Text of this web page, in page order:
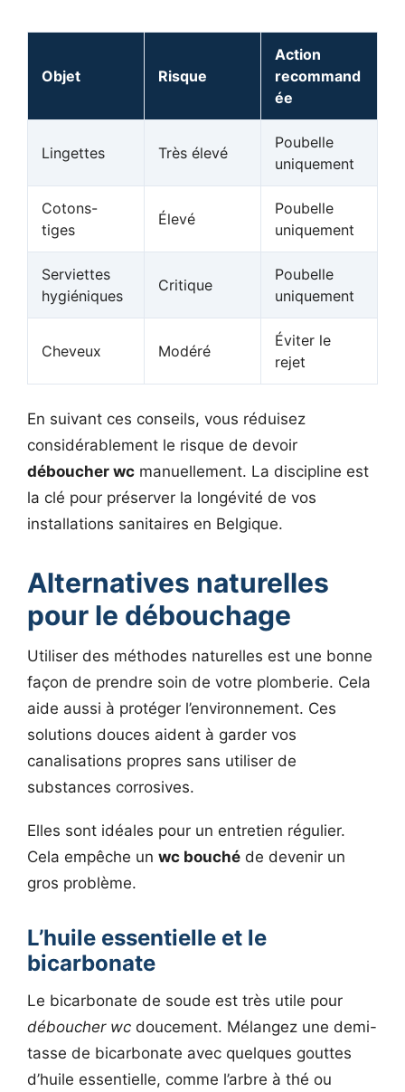
Objet Risque
Action
recommand
ée
Lingettes Très élevé
Poubelle
uniquement
Cotons-
tiges
Élevé
Poubelle
uniquement
Serviettes
hygiéniques
Critique
Poubelle
uniquement
Cheveux Modéré
Éviter le
rejet
En suivant ces conseils, vous réduisez
considérablement le risque de devoir
déboucher wc manuellement. La discipline est
la clé pour préserver la longévité de vos
installations sanitaires en Belgique.
Alternatives naturelles
pour le débouchage
Utiliser des méthodes naturelles est une bonne
façon de prendre soin de votre plomberie. Cela
aide aussi à protéger l’environnement. Ces
solutions douces aident à garder vos
canalisations propres sans utiliser de
substances corrosives.
Elles sont idéales pour un entretien régulier.
Cela empêche un wc bouché de devenir un
gros problème.
L’huile essentielle et le
bicarbonate
Le bicarbonate de soude est très utile pour
déboucher wc doucement. Mélangez une demi-
tasse de bicarbonate avec quelques gouttes
d’huile essentielle, comme l’arbre à thé ou